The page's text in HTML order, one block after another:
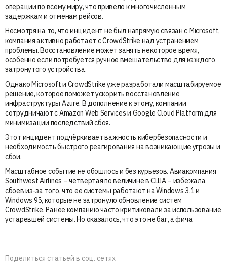
операции по всему миру, что привело к многочисленным
задержкам и отменам рейсов.
Несмотря на то, что инцидент не был напрямую связан с Microsoft,
компания активно работает с CrowdStrike над устранением
проблемы. Восстановление может занять некоторое время,
особенно если потребуется ручное вмешательство для каждого
затронутого устройства.
Однако Microsoft и CrowdStrike уже разработали масштабируемое
решение, которое поможет ускорить восстановление
инфраструктуры Azure. В дополнение к этому, компании
сотрудничают с Amazon Web Services и Google Cloud Platform для
минимизации последствий сбоя.
Этот инцидент подчёркивает важность кибербезопасности и
необходимость быстрого реагирования на возникающие угрозы и
сбои.
Масштабное событие не обошлось и без курьезов. Авиакомпания
Southwest Airlines – четвертая по величине в США – избежала
сбоев из-за того, что ее системы работают на Windows 3.1 и
Windows 95, которые не затронуло обновление систем
CrowdStrike. Ранее компанию часто критиковали за использование
устаревшей системы. Но оказалось, что это не баг, а фича.
Поделиться статьей в соц. сетях